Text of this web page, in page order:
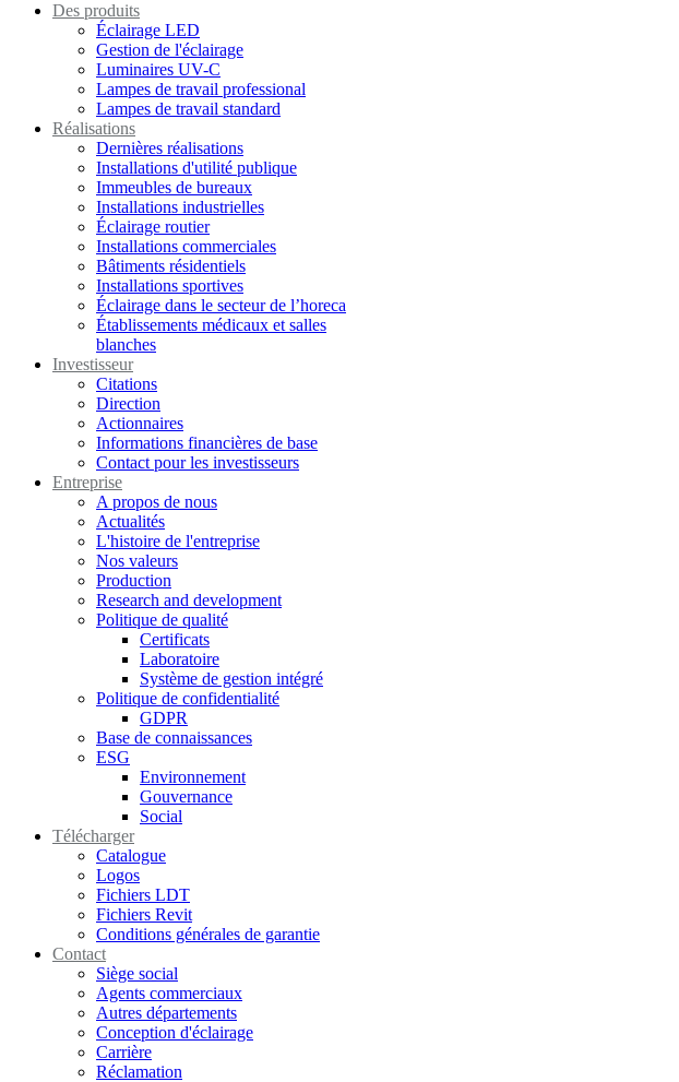
Des produits
Éclairage LED
Gestion de l'éclairage
Luminaires UV-C
Lampes de travail professional
Lampes de travail standard
Réalisations
Dernières réalisations
Installations d'utilité publique
Immeubles de bureaux
Installations industrielles
Éclairage routier
Installations commerciales
Bâtiments résidentiels
Installations sportives
Éclairage dans le secteur de l’horeca
Établissements médicaux et salles
blanches
Investisseur
Citations
Direction
Actionnaires
Informations financières de base
Contact pour les investisseurs
Entreprise
A propos de nous
Actualités
L'histoire de l'entreprise
Nos valeurs
Production
Research and development
Politique de qualité
Certificats
Laboratoire
Système de gestion intégré
Politique de confidentialité
GDPR
Base de connaissances
ESG
Environnement
Gouvernance
Social
Télécharger
Catalogue
Logos
Fichiers LDT
Fichiers Revit
Conditions générales de garantie
Contact
Siège social
Agents commerciaux
Autres départements
Conception d'éclairage
Carrière
Réclamation